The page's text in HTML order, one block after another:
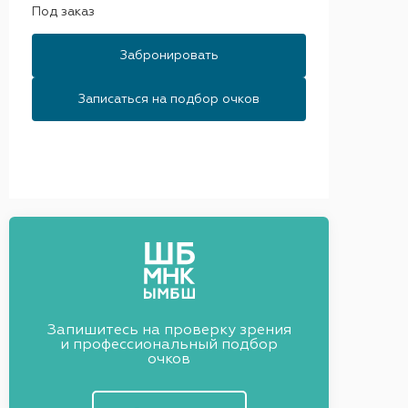
Под заказ
Забронировать
Записаться на подбор очков
Запишитесь на проверку зрения
и профессиональный подбор
очков